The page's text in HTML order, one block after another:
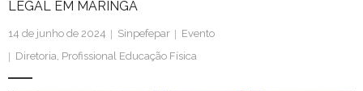
Empregos
LEGAL EM MARINGÁ
14 de junho de 2024 Sinpefepar
Evento
Diretoria, Profissional Educação Física